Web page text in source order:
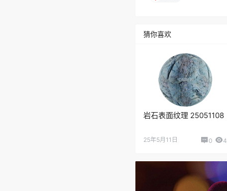
猜你喜欢
岩石表面纹理 25051108
25年5月11日 0 4